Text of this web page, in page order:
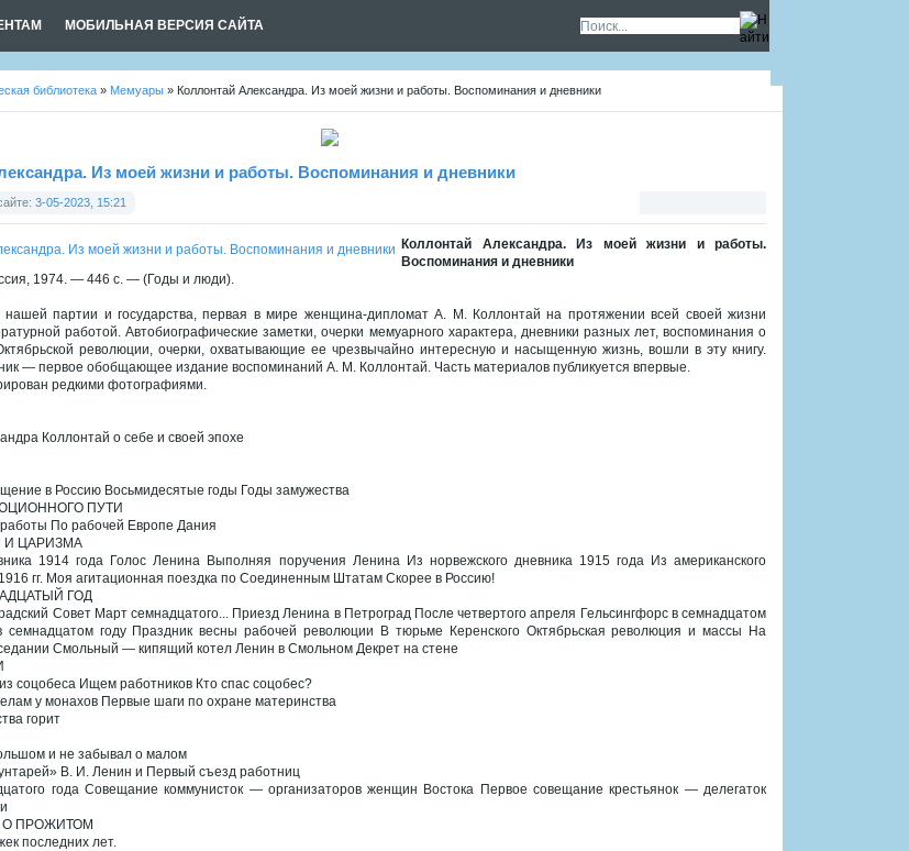
МОБИЛЬНАЯ ВЕРСИЯ САЙТА
библиотека » Мемуары » Коллонтай Александра. Из моей жизни и работы. Воспоминания и дневники
Из моей жизни и работы. Воспоминания и дневники
3-05-2023, 15:21
Коллонтай Александра. Из моей жизни и работы.
Воспоминания и дневники
1974. — 446 с. — (Годы и люди).
нашей партии и государства, первая в мире женщина-дипломат А. М. Коллонтай на протяжении всей своей жизни
работой. Автобиографические заметки, очерки мемуарного характера, дневники разных лет, воспоминания о
революции, очерки, охватывающие ее чрезвычайно интересную и насыщенную жизнь, вошли в эту книгу.
— первое обобщающее издание воспоминаний А. М. Коллонтай. Часть материалов публикуется впервые.
редкими фотографиями.
Коллонтай о себе и своей эпохе
в Россию Восьмидесятые годы Годы замужества
ПУТИ
По рабочей Европе Дания
И ЦАРИЗМА
1914 года Голос Ленина Выполняя поручения Ленина Из норвежского дневника 1915 года Из американского
гг. Моя агитационная поездка по Соединенным Штатам Скорее в Россию!
ГОД
Совет Март семнадцатого... Приезд Ленина в Петроград После четвертого апреля Гельсингфорс в семнадцатом
году Праздник весны рабочей революции В тюрьме Керенского Октябрьская революция и массы На
Смольный — кипящий котел Ленин в Смольном Декрет на стене
соцобеса Ищем работников Кто спас соцобес?
у монахов Первые шаги по охране материнства
горит
и не забывал о малом
В. И. Ленин и Первый съезд работниц
года Совещание коммунисток — организаторов женщин Востока Первое совещание крестьянок — делегаток
ПРОЖИТОМ
последних лет.